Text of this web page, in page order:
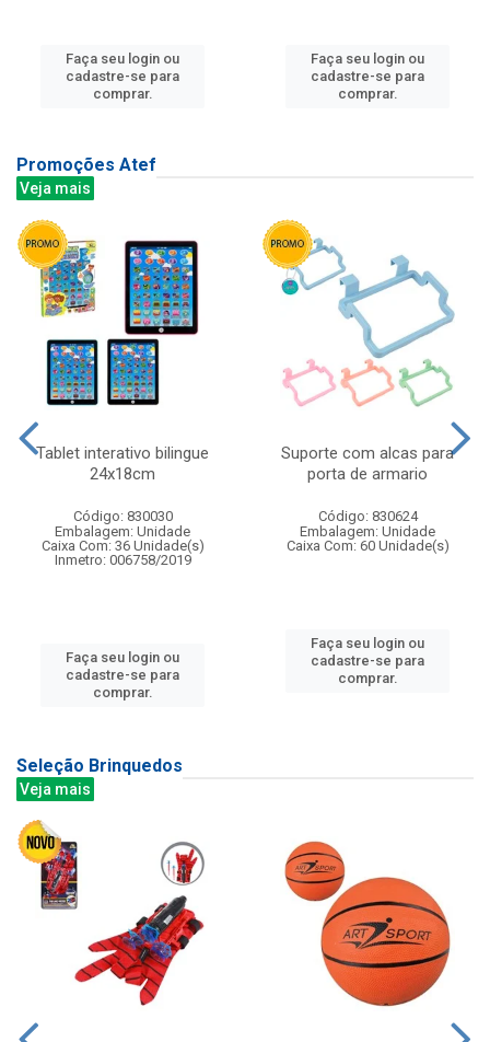
Faça seu login ou
cadastre-se para
comprar.
Faça seu login ou
cadastre-se para
comprar.
Promoções Atef
Veja mais
Tablet interativo bilingue
24x18cm
Código: 830030
Embalagem: Unidade
Caixa Com: 36 Unidade(s)
Inmetro: 006758/2019
Faça seu login ou
cadastre-se para
comprar.
Suporte com alcas para
porta de armario
Código: 830624
Embalagem: Unidade
Caixa Com: 60 Unidade(s)
Faça seu login ou
cadastre-se para
comprar.
Seleção Brinquedos
Veja mais